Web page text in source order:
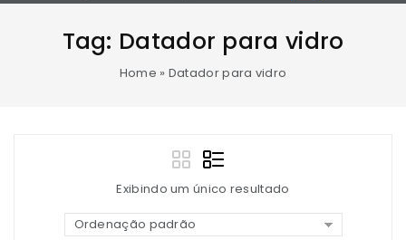
Tag: Datador para vidro
Home » Datador para vidro
Exibindo um único resultado
Ordenação padrão